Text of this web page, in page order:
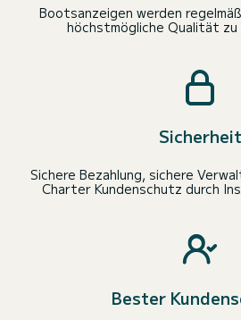
Bootsanzeigen werden
höchstmögliche Qualität
Sicherheit
Sichere Bezahlung, sichere
Charter Kundenschutz durch
Bester